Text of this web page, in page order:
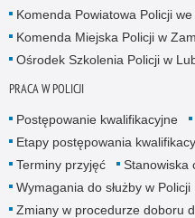
Komenda Powiatowa Policji we
Komenda Miejska Policji w
Ośrodek Szkolenia Policji w
PRACA W POLICJI
Postępowanie kwalifikacyjne
Etapy postępowania
Terminy przyjęć
Stanowiska
Wymagania do służby w Policji
Zmiany w procedurze doboru